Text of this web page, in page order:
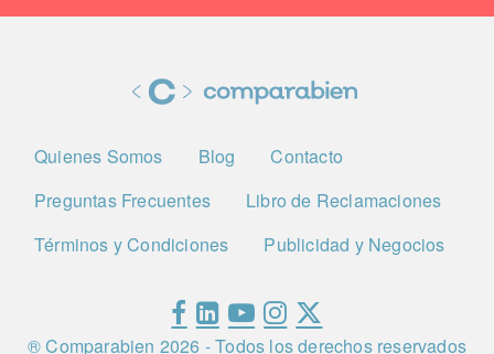
Quienes Somos Blog
Contacto
Preguntas Frecuentes
Libro de Reclamaciones
Términos y Condiciones
Publicidad y Negocios
® Comparabien 2026 - Todos los derechos reservados